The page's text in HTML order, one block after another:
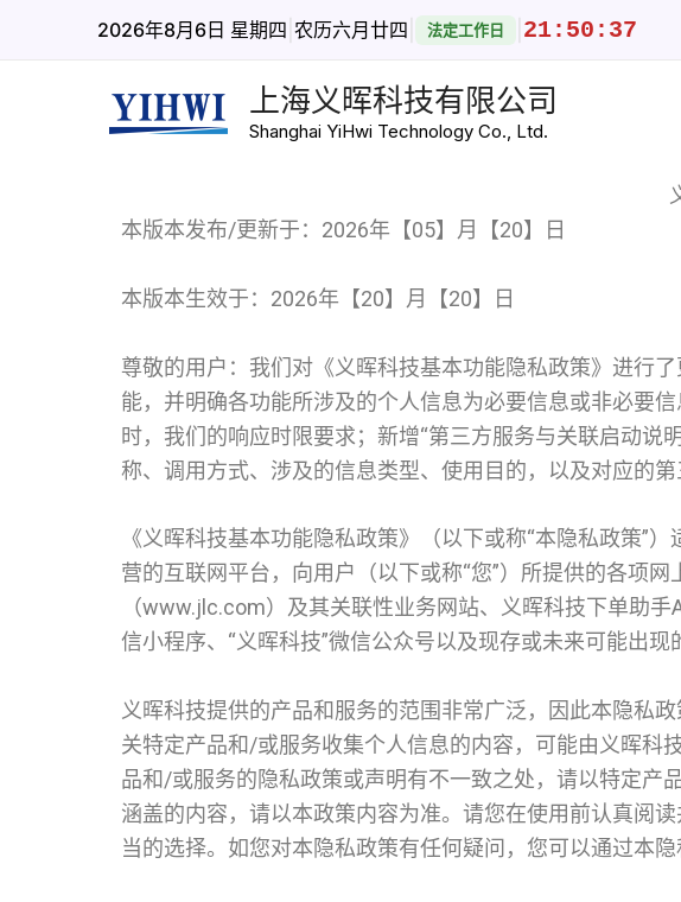
2026年8月6日 星期四 农历六月廿四 法定工作日 21:50:38
上海义晖科技有限公司
Shanghai YiHwi Technology Co., Ltd.
本版本发布/更新于：2026年【05】月【20】日
本版本生效于：2026年【20】月【20】日
尊敬的用户：我们对《义晖科技基本功能隐私政策》进行
能，并明确各功能所涉及的个人信息为必要信息或非必要
时，我们的响应时限要求；新增“第三方服务与关联启动说
称、调用方式、涉及的信息类型、使用目的，以及对应的第
《义晖科技基本功能隐私政策》（以下或称“本隐私政策”
营的互联网平台，向用户（以下或称“您”）所提供的各项
（www.jlc.com）及其关联性业务网站、义晖科技下单助
信小程序、“义晖科技”微信公众号以及现存或未来可能出现
义晖科技提供的产品和服务的范围非常广泛，因此本隐私
关特定产品和/或服务收集个人信息的内容，可能由义晖科
品和/或服务的隐私政策或声明有不一致之处，请以特定
涵盖的内容，请以本政策内容为准。请您在使用前认真阅
当的选择。如您对本隐私政策有任何疑问，您可以通过本